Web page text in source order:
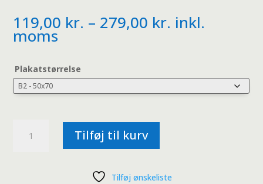
119,00 kr. – 279,00 kr. Prisinterval:
119,00 kr.
inkl.
moms
Plakatstørrelse
Tilføj til kurv
Tilføj ønskeliste